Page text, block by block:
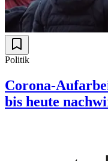
Politik
Corona-
bis heute